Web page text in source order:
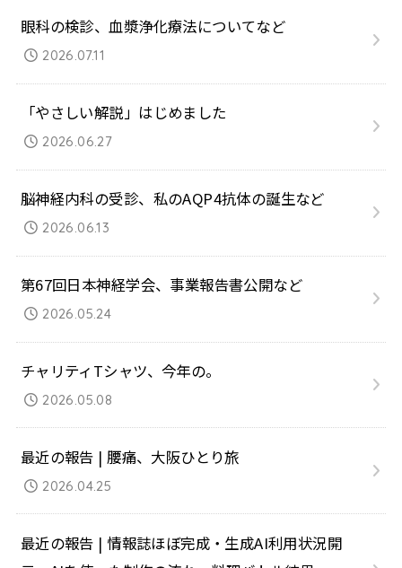
眼科の検診、血漿浄化療法についてなど
2026.07.11
「やさしい解説」はじめました
2026.06.27
脳神経内科の受診、私のAQP4抗体の誕生など
2026.06.13
第67回日本神経学会、事業報告書公開など
2026.05.24
チャリティTシャツ、今年の。
2026.05.08
最近の報告 | 腰痛、大阪ひとり旅
2026.04.25
最近の報告 | 情報誌ほぼ完成・生成AI利用状況開